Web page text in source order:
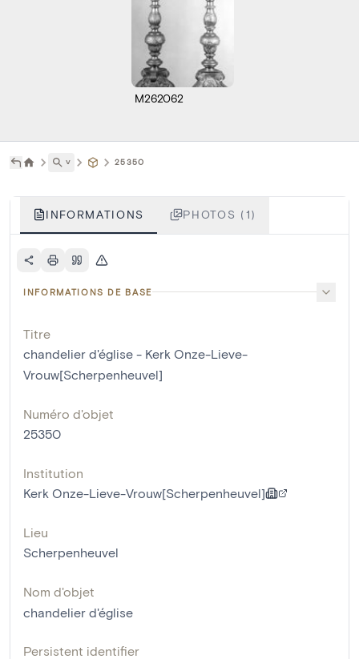
M262062
˅ 25350
INFORMATIONS PHOTOS (1)
INFORMATIONS DE BASE
Titre
chandelier d'église - Kerk Onze-Lieve-
Vrouw[Scherpenheuvel]
Numéro d'objet
25350
Institution
Kerk Onze-Lieve-Vrouw[Scherpenheuvel]
Lieu
Scherpenheuvel
Nom d'objet
chandelier d'église
Persistent identifier